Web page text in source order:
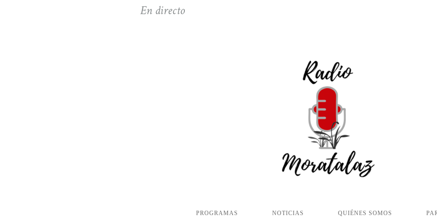
En directo
PROGRAMAS NOTICIAS QUIÉNES SOMOS